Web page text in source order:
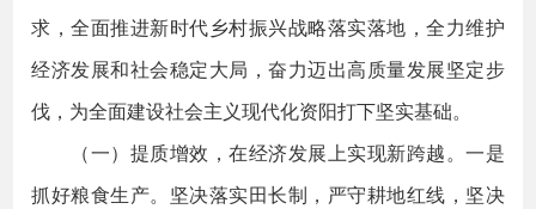
求，全面推进新时代乡村振兴战略落实落地，全力维护
经济发展和社会稳定大局，奋力迈出高质量发展坚定步
伐，为全面建设社会主义现代化资阳打下坚实基础。
（一）提质增效，在经济发展上实现新跨越。一是
抓好粮食生产。坚决落实田长制，严守耕地红线，坚决